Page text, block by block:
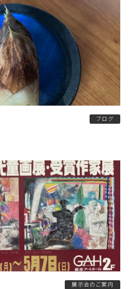
ブログ
展示会のご案内